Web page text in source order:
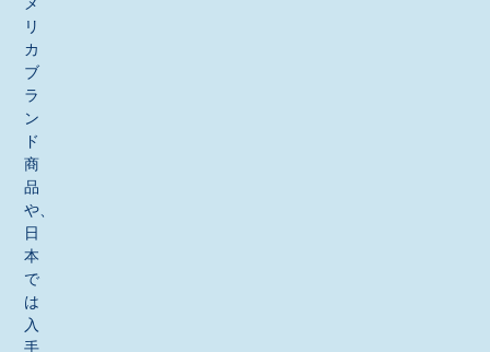
リ
カ
ブ
ラ
ン
ド
商
品
や、
日
本
で
は
入